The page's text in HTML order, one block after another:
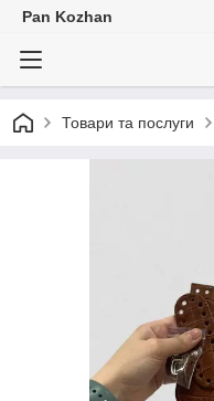
Pan Kozhan
Товари та послуги